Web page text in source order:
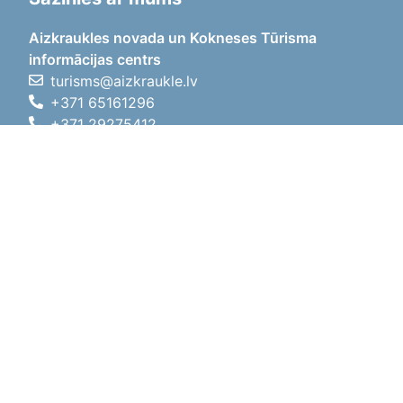
Aizkraukles novada un Kokneses Tūrisma
informācijas centrs
turisms@aizkraukle.lv
+371 65161296
+371 29275412